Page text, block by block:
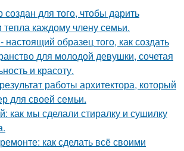
создан для того, чтобы дарить
каждому члену семьи.
настоящий образец того, как создать
для молодой девушки, сочетая
и красоту.
работы архитектора, который
для своей семьи.
как мы сделали стиралку и сушилку
как сделать всё своими